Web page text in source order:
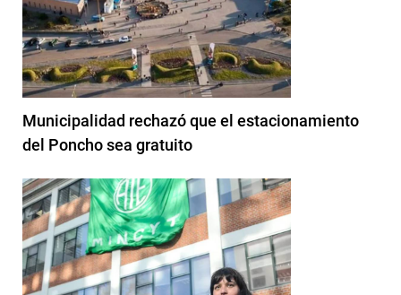
Municipalidad rechazó que el estacionamiento
del Poncho sea gratuito